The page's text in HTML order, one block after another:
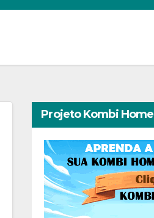
Projeto Kombi Home